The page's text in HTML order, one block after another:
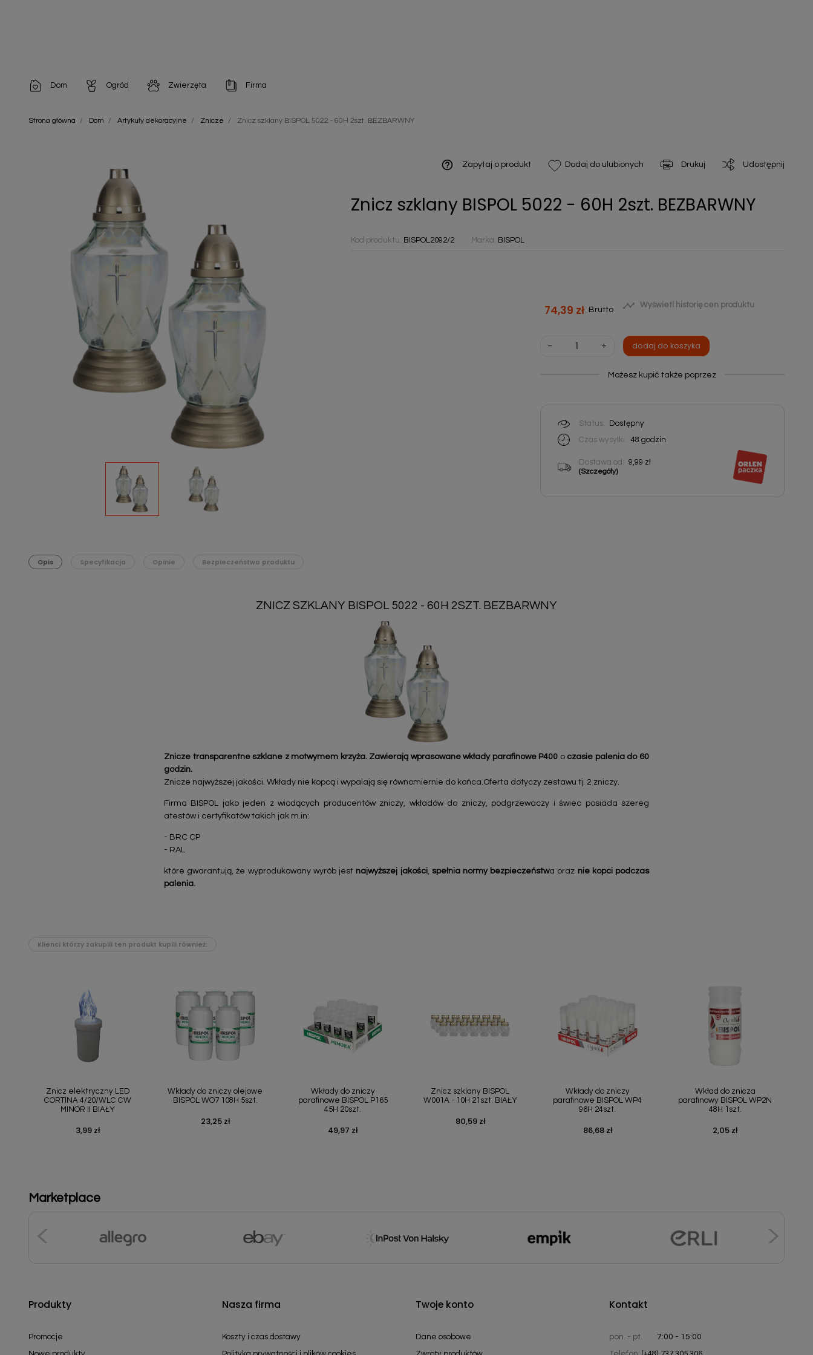
Dom
Artykuły dekoracyjne
Artykuły jednorazowe
Artykuły opakowaniowe
Chemia gospodarcza
Zobacz wszystkie
Ogród
Chemia do architektury ogrodowej
Odstraszacze owadów
Odstraszacze zwierząt
Nawozy i preparaty
Narzędzia ogrodnicze
Pozostałe
Środki ochrony roślin
Środki ochrony roślin dla profesjonalistów
Zwierzęta
Szampony i odżywki
Firma
Artykuły Higieniczne
Strona główna Dom Artykuły dekoracyjne Znicze Znicz szklany BISPOL 5022 - 60H 2szt. BEZBARWNY
help_outline Zapytaj o produkt Dodaj do ulubionych Drukuj Udostępnij
Znicz szklany BISPOL 5022 - 60H 2szt. BEZBARWNY
Kod produktu: BISPOL2092/2 Marka: BISPOL
74,39 zł Brutto  Wyświetl historię cen produktu
- + dodaj do koszyka
Możesz kupić także poprzez
Status:
Dostępny
Czas wysyłki: 48 godzin
Dostawa od: 9,99 zł
(Szczegóły)
Opis Specyfikacja Opinie Bezpieczeństwo produktu
ZNICZ SZKLANY BISPOL 5022 - 60H 2SZT. BEZBARWNY
Znicze transparentne szklane z motwymem krzyża. Zawierają wprasowane wkłady parafinowe P400 oczasie palenia do 60
godzin.
Znicze najwyższej jakości. Wkłady nie kopcą i wypalają się równomiernie do końca.Oferta dotyczy zestawu tj. 2 zniczy.
Firma BISPOL jako jeden z wiodących producentów zniczy, wkładów do zniczy, podgrzewaczy i świec posiada szereg
atestów i certyfikatów takich jak m.in:
- BRC CP
- RAL
które gwarantują, że wyprodukowany wyrób jest najwyższej jakości, spełnia normy bezpieczeństwa oraz nie kopci podczas
palenia.
Klienci którzy zakupili ten produkt kupili również:
Znicz elektryczny LED
CORTINA 4/20/WLC CW
MINOR II BIAŁY
Cena
3,99 zł
Wkłady do zniczy olejowe
BISPOL WO7 108H 5szt.
Cena
23,25 zł
Wkłady do zniczy
parafinowe BISPOL P165
45H 20szt.
Cena
49,97 zł
Znicz szklany BISPOL
W001A - 10H 21szt. BIAŁY
Cena
80,59 zł
Wkłady do zniczy
parafinowe BISPOL WP4
96H 24szt.
Cena
86,68 zł
Wkład do znicza
parafinowy BISPOL WP2N
48H 1szt.
Cena
2,05 zł
Marketplace
Produkty
Promocje
Nasza firma
Koszty i czas dostawy
Twoje konto
Dane osobowe
Kontakt
pon. - pt.
7:00 - 15:00